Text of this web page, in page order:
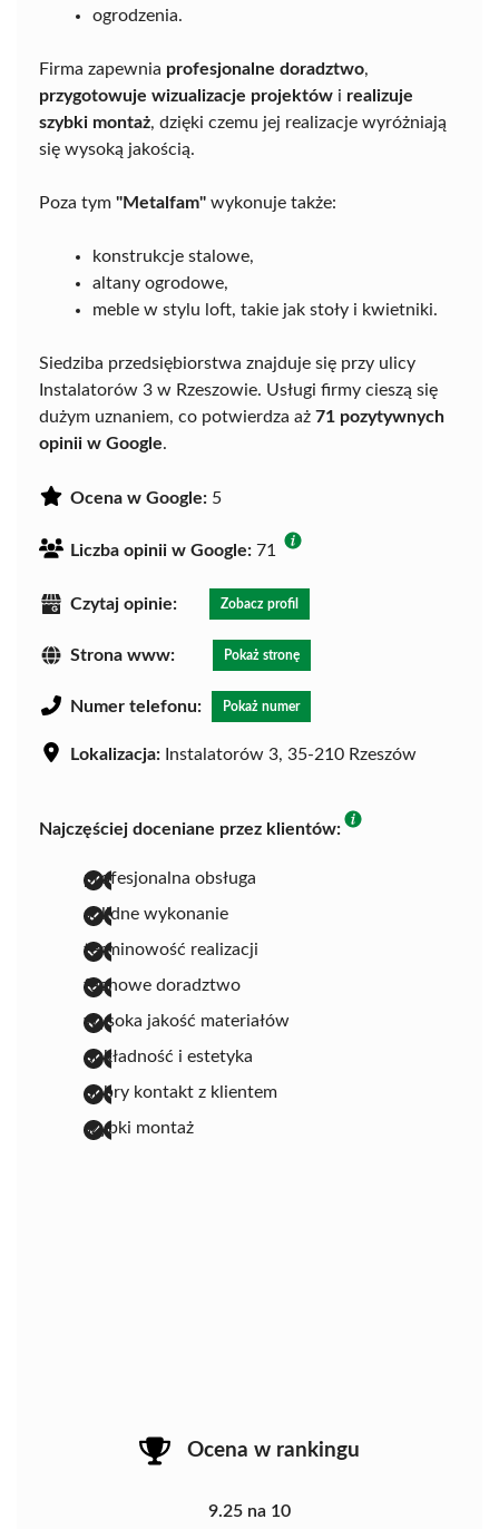
ogrodzenia.
Firma zapewnia profesjonalne doradztwo,
przygotowuje wizualizacje projektów i realizuje
szybki montaż, dzięki czemu jej realizacje wyróżniają
się wysoką jakością.
Poza tym "Metalfam" wykonuje także:
konstrukcje stalowe,
altany ogrodowe,
meble w stylu loft, takie jak stoły i kwietniki.
Siedziba przedsiębiorstwa znajduje się przy ulicy
Instalatorów 3 w Rzeszowie. Usługi firmy cieszą się
dużym uznaniem, co potwierdza aż 71 pozytywnych
opinii w Google.
Ocena w Google: 5
Liczba opinii w Google: 71
Czytaj opinie: Zobacz profil
Strona www: Pokaż stronę
Numer telefonu: Pokaż numer
Lokalizacja: Instalatorów 3, 35-210 Rzeszów
Najczęściej doceniane przez klientów:
profesjonalna obsługa
solidne wykonanie
terminowość realizacji
fachowe doradztwo
wysoka jakość materiałów
dokładność i estetyka
dobry kontakt z klientem
szybki montaż
Ocena w rankingu
9.25 na 10